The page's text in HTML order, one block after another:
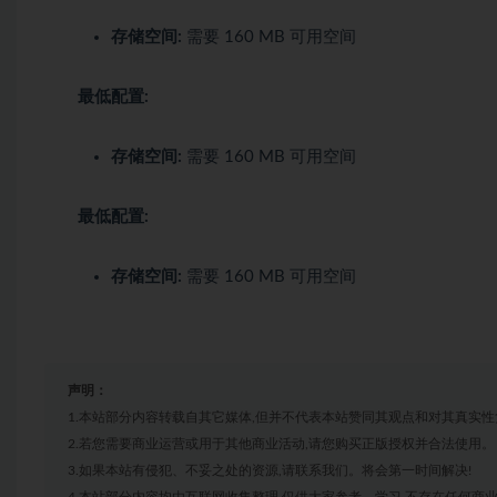
存储空间: 需要 160 MB 可用空间
最低配置:
存储空间: 需要 160 MB 可用空间
最低配置:
存储空间: 需要 160 MB 可用空间
声明：
1.本站部分内容转载自其它媒体,但并不代表本站赞同其观点和对其真实性
2.若您需要商业运营或用于其他商业活动,请您购买正版授权并合法使用。
3.如果本站有侵犯、不妥之处的资源,请联系我们。将会第一时间解决!